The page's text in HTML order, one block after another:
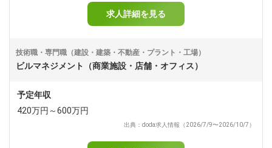
求人詳細を見る
技術職・専門職（建設・建築・不動産・プラント・工場）
ビルマネジメント（商業施設・店舗・オフィス）
予定年収
420万円～600万円
出典：doda求人情報（2026/7/9〜2026/10/7）